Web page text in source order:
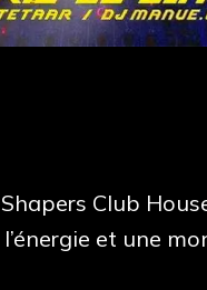
Club
et une